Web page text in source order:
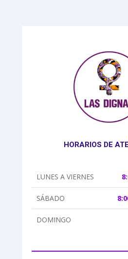
HORARIOS DE
LUNES A VIERNES
SÁBADO
DOMINGO